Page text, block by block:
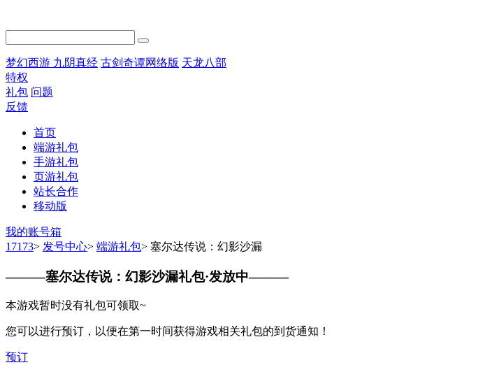
梦幻西游 九阴真经 古剑奇谭网络版 天龙八部
特权
礼包 问题
反馈
首页
端游礼包
手游礼包
页游礼包
站长合作
移动版
我的账号箱
17173> 发号中心> 端游礼包> 塞尔达传说：幻影沙漏
———塞尔达传说：幻影沙漏礼包·发放中———
本游戏暂时没有礼包可领取~
您可以进行预订，以便在第一时间获得游戏相关礼包的到货通知！
预订